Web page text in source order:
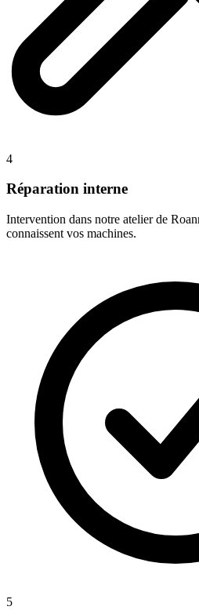
4
Réparation interne
Intervention dans notre atelier de
connaissent vos machines.
5